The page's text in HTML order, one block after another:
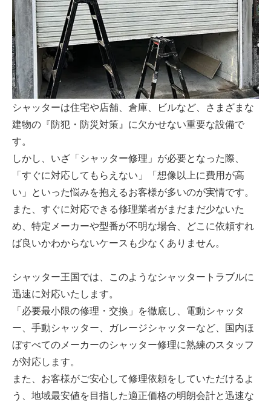
シャッターは住宅や店舗、倉庫、ビルなど、さまざまな
建物の『防犯・防災対策』に欠かせない重要な設備で
す。
しかし、いざ「シャッター修理」が必要となった際、
「すぐに対応してもらえない」「想像以上に費用が高
い」といった悩みを抱えるお客様が多いのが実情です。
また、すぐに対応できる修理業者がまだまだ少ないた
め、特定メーカーや型番が不明な場合、どこに依頼すれ
ば良いかわからないケースも少なくありません。
シャッター王国では、このようなシャッタートラブルに
迅速に対応いたします。
「必要最小限の修理・交換」を徹底し、電動シャッタ
ー、手動シャッター、ガレージシャッターなど、国内ほ
ぼすべてのメーカーのシャッター修理に熟練のスタッフ
が対応します。
また、お客様がご安心して修理依頼をしていただけるよ
う、地域最安値を目指した適正価格の明朗会計と迅速な